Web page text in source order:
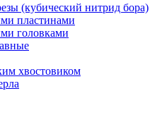
(кубический нитрид бора)
пластинами
головками
хвостовиком